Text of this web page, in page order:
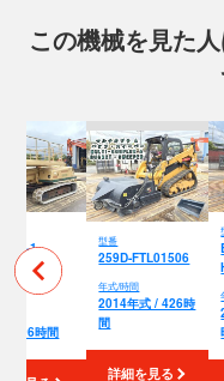
この機械を見た
1-
時間
型番
259D-FTL01506
年式/時間
2014年式 / 426時
間
詳細を見る